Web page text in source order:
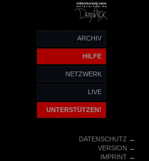
ARCHIV
HILFE
NETZWERK
LIVE
UNTERSTÜTZEN!
DATENSCHUTZ←
VERSION ←
IMPRINT←